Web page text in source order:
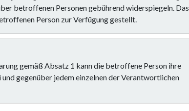
betroffenen Personen gebührend widerspiegeln. Das
Person zur Verfügung gestellt.
gemäß Absatz 1 kann die betroffene Person ihre
gegenüber jedem einzelnen der Verantwortlichen